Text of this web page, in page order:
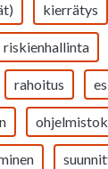
kierrätys
riskienhallinta
rahoitus